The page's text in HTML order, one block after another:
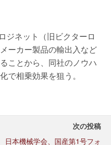
ジネット（旧ビクターロ
ーカー製品の輸出入など
ことから、同社のノウハ
で相乗効果を狙う。
次の投稿
日本機械学会、国産第1号フォ